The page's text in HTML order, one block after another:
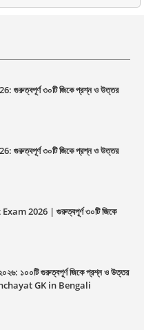
গুরুত্বপূর্ণ ৩০টি জিকে প্রশ্ন ও উত্তর
গুরুত্বপূর্ণ ৩০টি জিকে প্রশ্ন ও উত্তর
2026 | গুরুত্বপূর্ণ ৩০টি জিকে
২০২৬: ১০০টি গুরুত্বপূর্ণ জিকে প্রশ্ন ও উত্তর
GK in Bengali